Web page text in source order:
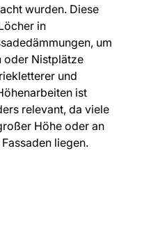
wurden. Diese
in
um
oder Nistplätze
und
ist
relevant, da viele
Höhe oder an
liegen.